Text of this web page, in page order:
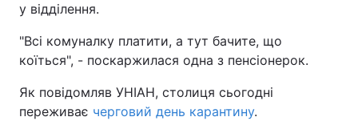
у відділення.
"Всі комуналку платити, а тут бачите, що
коїться", - поскаржилася одна з пенсіонерок.
Як повідомляв УНІАН, столиця сьогодні
переживає черговий день карантину.